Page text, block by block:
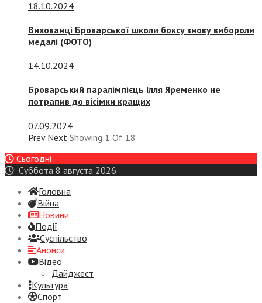
18.10.2024
Вихованці Броварської школи боксу знову вибороли
медалі (ФОТО)
14.10.2024
Броварський паралімпієць Ілля Яременко не
потрапив до вісімки кращих
07.09.2024
Prev Next Showing 1 Of 18
Сьогодні
Суббота 8 августа 2026
Головна
Війна
Новини
Події
Суспiльство
Анонси
Відео
Дайджест
Культура
Спорт